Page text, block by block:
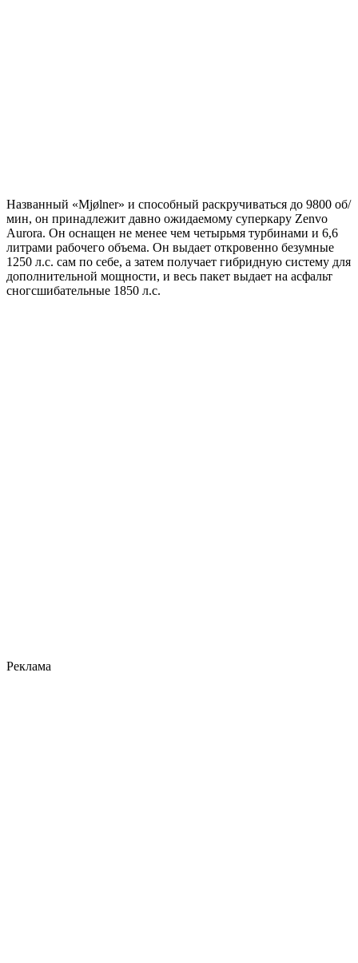
Названный «Mjølner» и способный раскручиваться до 9800 об/
мин, он принадлежит давно ожидаемому суперкару Zenvo
Aurora. Он оснащен не менее чем четырьмя турбинами и 6,6
литрами рабочего объема. Он выдает откровенно безумные
1250 л.с. сам по себе, а затем получает гибридную систему для
дополнительной мощности, и весь пакет выдает на асфальт
сногсшибательные 1850 л.с.
Реклама